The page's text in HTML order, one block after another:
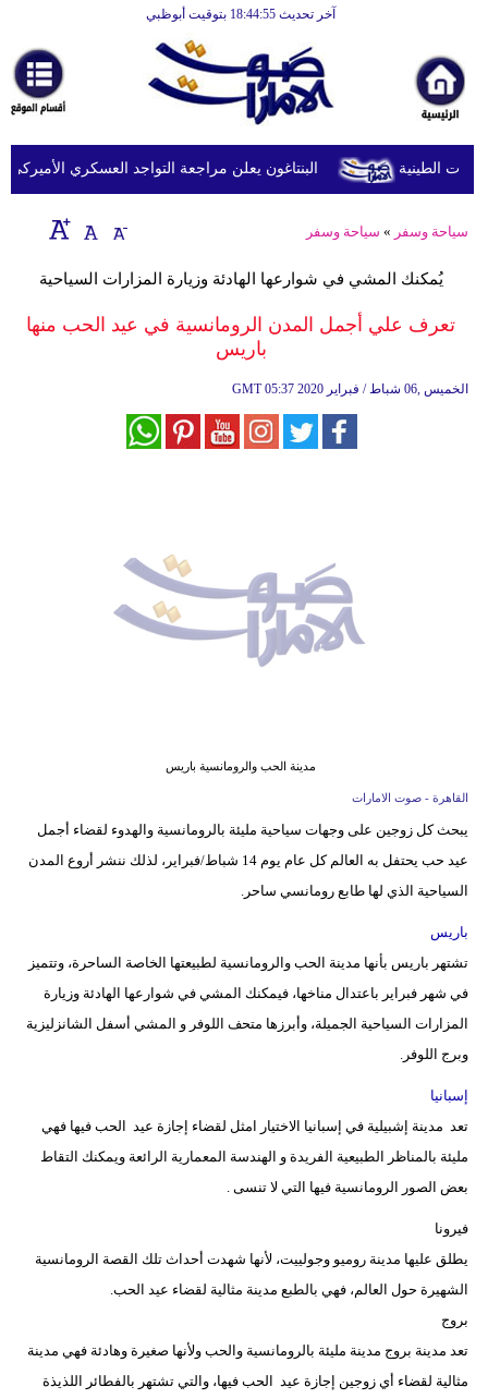
آخر تحديث 18:44:55 بتوقيت أبوظبي
أخبارعاجلة
رياضة
ثقافة
إقتصاد
أزياء
إسلامية
علوم
مدوَّنات
سيارات
البنتاغون يعلن مراجعة التواجد العسكري الأميركي في
سياحة وسفر » سياحة وسفر
يُمكنك المشي في شوارعها الهادئة وزيارة المزارات السياحية
تعرف علي أجمل المدن الرومانسية في عيد الحب منها
باريس
GMT 05:37 2020 الخميس ,06 شباط / فبراير
مدينة الحب والرومانسية باريس
القاهرة - صوت الامارات
يبحث كل زوجين على وجهات سياحية مليئة بالرومانسية والهدوء لقضاء أجمل
عيد حب يحتفل به العالم كل عام يوم 14 شباط/فبراير، لذلك ننشر أروع المدن
السياحية الذي لها طابع رومانسي ساحر.
باريس
تشتهر باريس بأنها مدينة الحب والرومانسية لطبيعتها الخاصة الساحرة، وتتميز
في شهر فبراير باعتدال مناخها، فيمكنك المشي في شوارعها الهادئة وزيارة
المزارات السياحية الجميلة، وأبرزها متحف اللوفر و المشي أسفل الشانزليزية
وبرج اللوفر.
إسبانيا
تعد مدينة إشبيلية في إسبانيا الاختيار امثل لقضاء إجازة عيد الحب فيها فهي
مليئة بالمناظر الطبيعية الفريدة و الهندسة المعمارية الرائعة ويمكنك التقاط
بعض الصور الرومانسية فيها التي لا تنسى .
فيرونا
يطلق عليها مدينة روميو وجولييت، لأنها شهدت أحداث تلك القصة الرومانسية
الشهيرة حول العالم، فهي بالطبع مدينة مثالية لقضاء عيد الحب.
بروج
تعد مدينة بروج مدينة مليئة بالرومانسية والحب ولأنها صغيرة وهادئة فهي مدينة
مثالية لقضاء أي زوجين إجازة عيد الحب فيها، والتي تشتهر بالفطائر اللذيذة